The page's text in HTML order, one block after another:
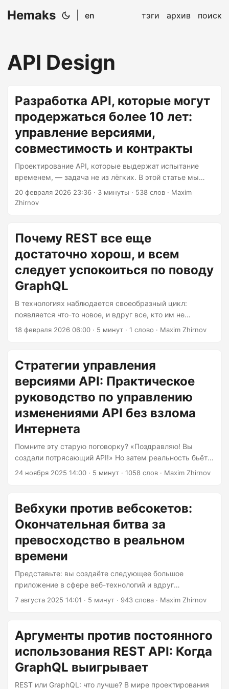
Hemaks en тэги архив поиск
API Design
Разработка API, которые могут
продержаться более 10 лет:
управление версиями,
совместимость и контракты
Проектирование API, которые выдержат испытание
временем, — задача не из лёгких. В этой статье мы
глубоко погрузимся в мир проектирования API, уделив
особое внимание версионированию, совместимости и
инструкции, которые помогут вам создать API,
способные выдержать испытание временем.
Версионирование: искусство эволюции
Версионирование — критический аспект
проектирования API. Оно позволяет вносить изменения
в ваш API, не нарушая работу существующих клиентов.
Существует несколько подходов к версионированию,
каждый со своими преимуществами и недостатками....
20 февраля 2026 23:36 · 3 минуты · 538 слов · Maxim
Zhirnov
Почему REST все еще
достаточно хорош, и всем
следует успокоиться по поводу
GraphQL
В технологиях наблюдается своеобразный цикл:
появляется что-то новое, и вдруг все, кто им не
пользуется, чувствуют себя атакованными. GraphQL
«GraphQL — будущее», провозглашали они. Тем
временем REST API незаметно обеспечивали работу
90% интернета и занимались своими делами, не
привлекая внимания. Не поймите меня неправильно —
я не говорю, что GraphQL плох. Это действительно
полезный инструмент....
18 февраля 2026 06:00 · 5 минут · 1 слово · Maxim Zhirnov
Стратегии управления
версиями API: Практическое
руководство по управлению
изменениями API без взлома
Интернета
Помните эту старую поговорку? «Поздравляю! Вы
создали потрясающий API!» Но затем реальность бьёт
как утренний пролив кофе: нужно добавлять новые
разработчиков обнаруживают, что управление
версиями — это не просто нечто полезное, а разница
между процветающей экосистемой и недовольными
клиентами, заваливающими ваш трекер проблем.
Позвольте мне быть откровенным: управление
версиями API — это одна из тех тем, которая кажется
простой на первый взгляд, но раскрывает слои
сложности, как только вы начинаете думать о
24 ноября 2025 14:00 · 5 минут · 1058 слов · Maxim Zhirnov
Вебхуки против вебсокетов:
Окончательная битва за
превосходство в реальном
времени
Представьте: вы создаёте следующее большое
приложение в сфере веб-технологий и вдруг
сталкиваетесь с выбором, который может сделать или
в вашу дверь, когда происходит что-то важное? Или
выбрать WebSockets — общительного друга, который
никогда не кладёт трубку? Что ж, берите свой любимый
напиток с кофеином, потому что мы собираемся
глубоко погрузиться в это технологическое
противостояние. К концу этой статьи вы не только
7 августа 2025 14:01 · 5 минут · 943 слова · Maxim Zhirnov
Аргументы против постоянного
использования REST API: Когда
GraphQL выигрывает
REST или GraphQL: что лучше? В мире проектирования